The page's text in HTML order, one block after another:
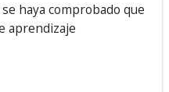
haya comprobado que
aprendizaje